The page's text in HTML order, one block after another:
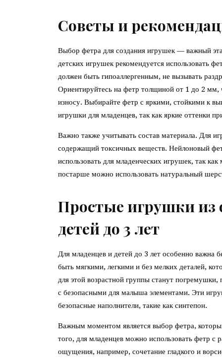
Советы и
Выбор фетра для создания игрушек — важный
детских игрушек рекомендуется использовать
должен быть гипоаллергенным, не вызывать
Ориентируйтесь на фетр толщиной от 1 до 2 мм,
износу. Выбирайте фетр с яркими, стойкими к
игрушки для младенцев, так как яркие оттенки
Важно также учитывать состав материала. Для
содержащий токсичных веществ. Нейлоновый
использовать для младенческих игрушек, так
постарше можно использовать натуральный
Простые игрушки из
детей до 3 лет
Для младенцев и детей до 3 лет особенно важна
быть мягкими, легкими и без мелких деталей,
для этой возрастной группы станут
с безопасными для малыша элементами. Эти
безопасные наполнители, такие как синтепон.
Важным моментом является выбор фетра,
того, для младенцев можно использовать фетр с
ощущения, например, сочетание гладкого и